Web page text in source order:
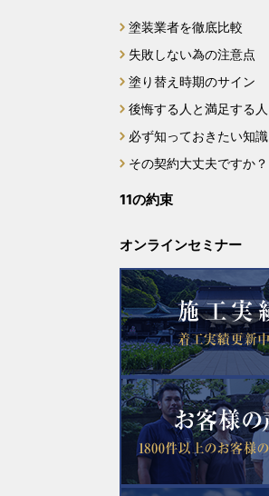
2024年2月
2023年12月
2023年11月
2023年10月
2023年9月
2023年8月
2023年7月
2023年6月
2023年5月
2023年4月
塗装業者を徹底比較
失敗しない為の注意点
塗り替え時期のサイン
後悔する人と満足する人
必ず知っておきたい知識
その契約大丈夫ですか？
11の約束
オンラインセミナー